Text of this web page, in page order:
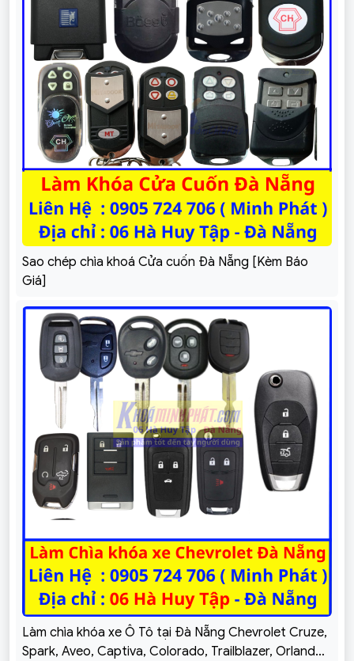
Sao chép chìa khoá Cửa cuốn Đà Nẵng [Kèm Báo
Giá]
Làm chìa khóa xe Ô Tô tại Đà Nẵng Chevrolet Cruze,
Spark, Aveo, Captiva, Colorado, Trailblazer, Orlando,